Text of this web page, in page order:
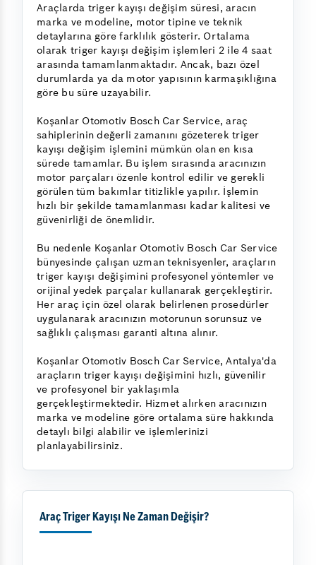
Araçlarda triger kayışı değişim süresi, aracın
marka ve modeline, motor tipine ve teknik
detaylarına göre farklılık gösterir. Ortalama
olarak triger kayışı değişim işlemleri 2 ile 4 saat
arasında tamamlanmaktadır. Ancak, bazı özel
durumlarda ya da motor yapısının karmaşıklığına
göre bu süre uzayabilir.
Koşanlar Otomotiv Bosch Car Service, araç
sahiplerinin değerli zamanını gözeterek triger
kayışı değişim işlemini mümkün olan en kısa
sürede tamamlar. Bu işlem sırasında aracınızın
motor parçaları özenle kontrol edilir ve gerekli
görülen tüm bakımlar titizlikle yapılır. İşlemin
hızlı bir şekilde tamamlanması kadar kalitesi ve
güvenirliği de önemlidir.
Bu nedenle Koşanlar Otomotiv Bosch Car Service
bünyesinde çalışan uzman teknisyenler, araçların
triger kayışı değişimini profesyonel yöntemler ve
orijinal yedek parçalar kullanarak gerçekleştirir.
Her araç için özel olarak belirlenen prosedürler
uygulanarak aracınızın motorunun sorunsuz ve
sağlıklı çalışması garanti altına alınır.
Koşanlar Otomotiv Bosch Car Service, Antalya'da
araçların triger kayışı değişimini hızlı, güvenilir
ve profesyonel bir yaklaşımla
gerçekleştirmektedir. Hizmet alırken aracınızın
marka ve modeline göre ortalama süre hakkında
detaylı bilgi alabilir ve işlemlerinizi
planlayabilirsiniz.
Araç Triger Kayışı Ne Zaman Değişir?